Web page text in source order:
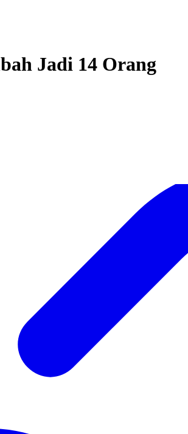
Jadi 14 Orang